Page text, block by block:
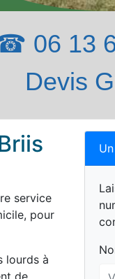
06 13
Devis
service
pour
lourds à
de